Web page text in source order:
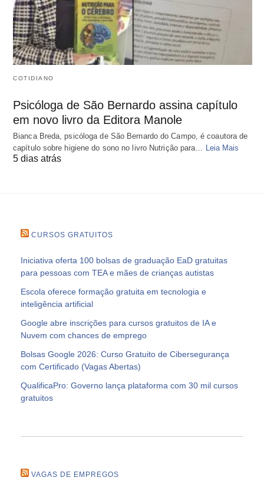
COTIDIANO
Psicóloga de São Bernardo assina capítulo
em novo livro da Editora Manole
Bianca Breda, psicóloga de São Bernardo do Campo, é coautora de
capítulo sobre higiene do sono no livro Nutrição para… Leia Mais
5 dias atrás
CURSOS GRATUITOS
Iniciativa oferta 100 bolsas de graduação EaD gratuitas
para pessoas com TEA e mães de crianças autistas
Escola oferece formação gratuita em tecnologia e
inteligência artificial
Google abre inscrições para cursos gratuitos de IA e
Nuvem com chances de emprego
Bolsas Google 2026: Curso Gratuito de Cibersegurança
com Certificado (Vagas Abertas)
QualificaPro: Governo lança plataforma com 30 mil cursos
gratuitos
VAGAS DE EMPREGOS